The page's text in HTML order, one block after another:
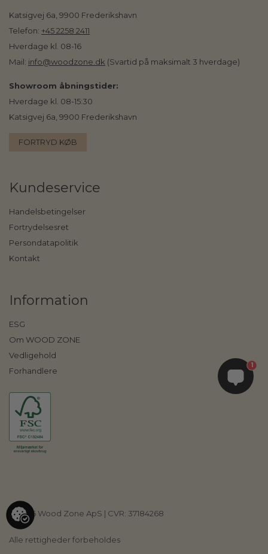
Katsigvej 6a, 9900 Frederikshavn
Telefon: +45 2258 2411
Hverdage kl. 08-16
Mail: info@woodzone.dk (Svartid på maksimalt 3 hverdage)
Showroom åbningstider:
Hverdage kl. 08-15:30
Katsigvej 6a, 9900 Frederikshavn
FORTRYD KØB
Kundeservice
Handelsbetingelser
Fortrydelsesret
Persondatapolitik
Kontakt
Information
ESG
Om WOOD ZONE
Vedligehold
Forhandlere
©2026 Wood Zone ApS | CVR: 37184268
Alle rettigheder forbeholdes
1